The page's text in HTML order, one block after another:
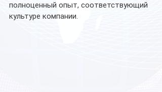
полноценный опыт, соответствующий
культуре компании.